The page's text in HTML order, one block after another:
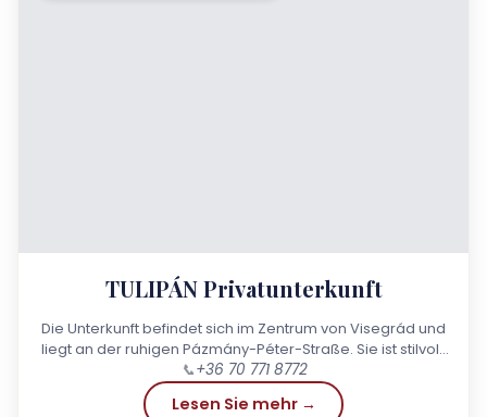
TULIPÁN Privatunterkunft
Die Unterkunft befindet sich im Zentrum von Visegrád und
liegt an der ruhigen Pázmány-Péter-Straße. Sie ist stilvoll,
einzigartig, gemütlich und mit allem ausgestattet, was...
📞+36 70 771 8772
Lesen Sie mehr →